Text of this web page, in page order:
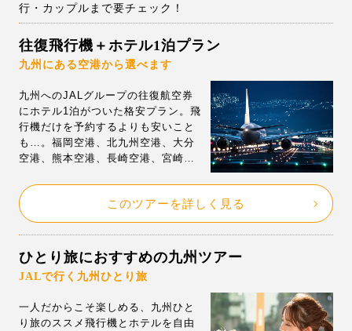
行・カップルまで要チェック！
往復飛行機＋ホテル1泊プラン
九州にある空港から選べます
九州へのJALグループの往復航空券
にホテル1泊がついた格安プラン。飛
行機だけを予約するよりも安いこと
も…。福岡空港、北九州空港、大分
空港、熊本空港、長崎空港、宮崎空
べます！安心のJALグループ利用の
格安航空券を予約できます。このツアーを詳しく見る
ひとり旅におすすめの九州ツアー
JALで行く九州ひとり旅
一人だからこそ楽しめる、九州ひと
り旅のススメ飛行機とホテルを自由